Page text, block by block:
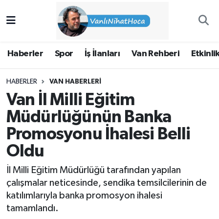
Haberler Spor İş İlanları Van Rehberi
HABERLER VAN HABERLERI
Van İl Milli Eğitim
Müdürlüğünün Banka
Promosyonu İhalesi Belli
Oldu
İl Milli Eğitim Müdürlüğü tarafından yapılan
çalışmalar neticesinde, sendika temsilcilerinin de
katılımlarıyla banka promosyon ihalesi
tamamlandı.
Van Rehberi
Etkinlikler
Hakkımda
İpekyolu Nöbetçi Eczaneler
Süper Lig Puan Durumu ve Fikstür
Tüm Manşetler
Haber Arşivi